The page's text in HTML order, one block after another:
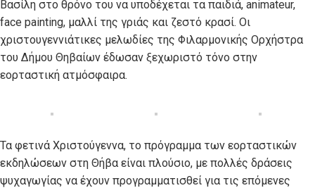
Βασίλη στο θρόνο του να υποδέχεται τα παιδιά, animateur,
face painting, μαλλί της γριάς και ζεστό κρασί. Οι
χριστουγεννιάτικες μελωδίες της Φιλαρμονικής Ορχήστρα
του Δήμου Θηβαίων έδωσαν ξεχωριστό τόνο στην
εορταστική ατμόσφαιρα.
Τα φετινά Χριστούγεννα, το πρόγραμμα των εορταστικών
εκδηλώσεων στη Θήβα είναι πλούσιο, με πολλές δράσεις
ψυχαγωγίας να έχουν προγραμματισθεί για τις επόμενες